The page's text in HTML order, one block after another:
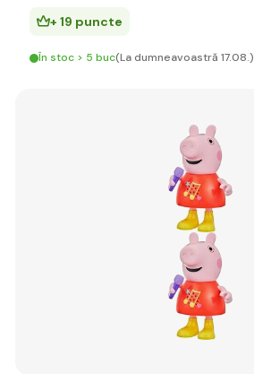
+ 19 puncte
În stoc > 5 buc(La dumneavoastră 17.08.)